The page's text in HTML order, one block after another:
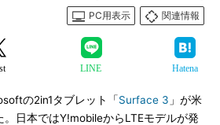
PC用表示
関連情報
LINE Hatena
の2in1タブレット「Surface 3 」が米
日本ではY!mobileからLTEモデルが発